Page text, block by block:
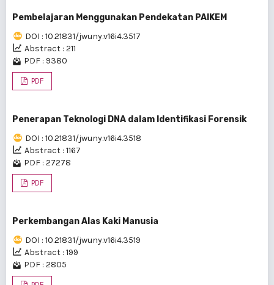
Pembelajaran Menggunakan Pendekatan PAIKEM
DOI : 10.21831/jwuny.v16i4.3517
Abstract : 211
PDF : 9380
PDF
Penerapan Teknologi DNA dalam Identifikasi Forensik
DOI : 10.21831/jwuny.v16i4.3518
Abstract : 1167
PDF : 27278
PDF
Perkembangan Alas Kaki Manusia
DOI : 10.21831/jwuny.v16i4.3519
Abstract : 199
PDF : 2805